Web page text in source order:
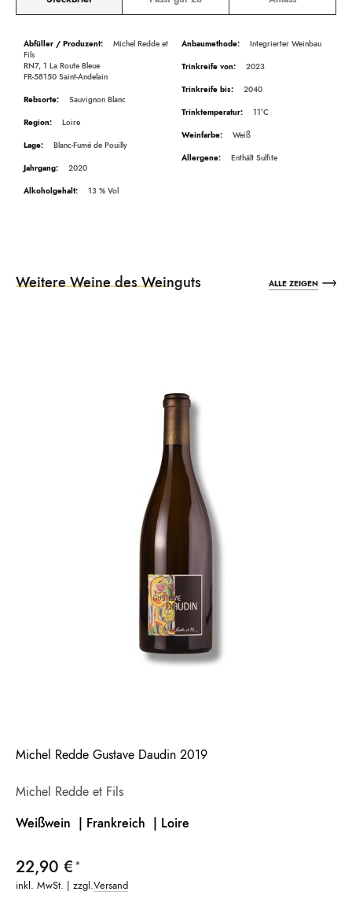
Beschreibung
Fils
RN7, 1 La Route Bleue
FR-58150 Saint-Andelain
Sauvignon Blanc
Loire
Blanc-Fumé de Pouilly
2020
13
Integrierter Weinbau
2023
2040
11°C
Weiß
Enthält Sulfite
Weitere Weine des Weinguts ALLE ZEIGEN
Michel Redde Gustave Daudin 2019
Michel Redde et Fils
Weißwein | Frankreich | Loire
22,90 €
inkl. MwSt. | zzgl.Versand